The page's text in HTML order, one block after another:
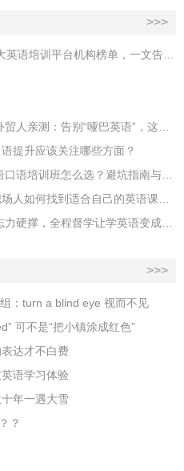
>>>
【16万人的经验贴】2022全球十大英语培训平台机构榜单，一文告诉你
必克英语效果怎么样？2026广东外贸人亲测：告别“哑巴英语”，这才是成年人最高效的自救指南！
提升应该关注哪些方面？
实测厦门机构后讲讲：2026年英语口语培训班怎么选？避坑指南与高效学习新范式
【上海成人英语机构选择指南】职场人如何找到适合自己的英语课程？
【2026英语怎么学？】不用靠意志力硬撑，全程督学让学英语变成日常习惯
>>>
：turn a blind eye 视而不见
可不是“把小镇涂成红色”
达才不白费
语学习体验
年一遇大雪
？